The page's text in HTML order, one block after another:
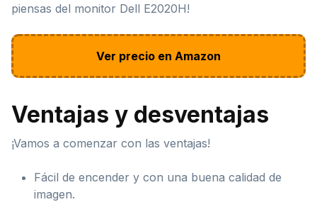
piensas del monitor Dell E2020H!
Ver precio en Amazon
Ventajas y desventajas
¡Vamos a comenzar con las ventajas!
Fácil de encender y con una buena calidad de
imagen.